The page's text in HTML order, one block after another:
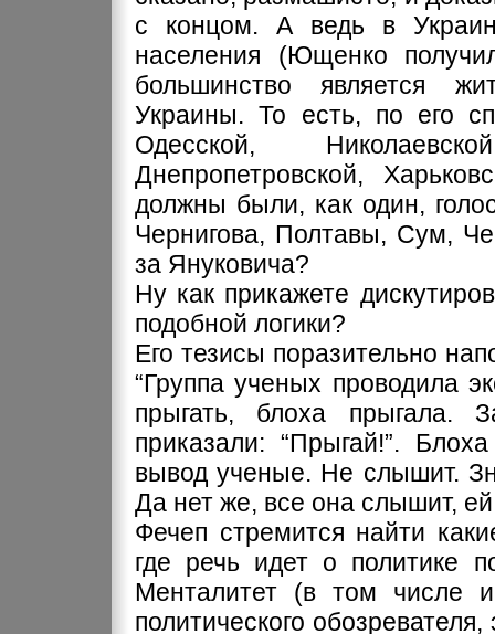
с концом. А ведь в
населения (Ющенко
большинство является
Украины. То есть, по его
Одесской,
Днепропетровской,
должны были, как один,
Чернигова, Полтавы, Сум,
за Януковича?
Ну как прикажете
подобной логики?
Его тезисы поразительно
“Группа ученых проводила
прыгать, блоха прыгала.
приказали: “Прыгай!”.
вывод ученые. Не слышит.
Да нет же, все она слышит,
Фечеп стремится найти
где речь идет о политике
Менталитет (в том числе и
политического